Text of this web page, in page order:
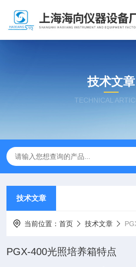
技术文章
TECHNICAL
技术文章
当前位置：首页 技术文章
PGX-400光照培养箱特点